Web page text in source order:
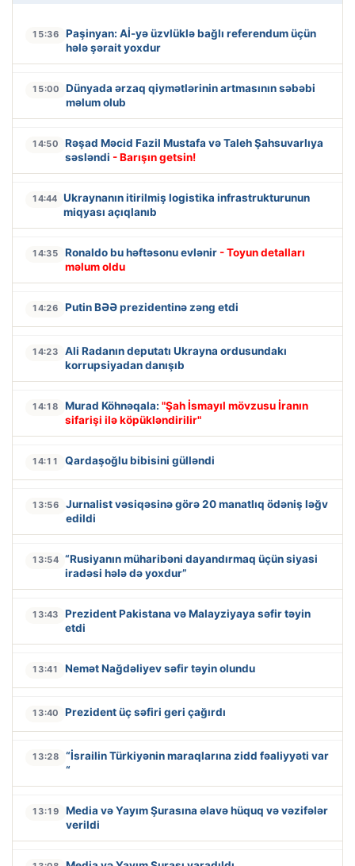
15:36
Paşinyan: Aİ-yə üzvlüklə bağlı referendum üçün
hələ şərait yoxdur
15:00
Dünyada ərzaq qiymətlərinin artmasının səbəbi
məlum olub
14:50
Rəşad Məcid Fazil Mustafa və Taleh Şahsuvarlıya
səsləndi - Barışın getsin!
14:44 Ukraynanın itirilmiş logistika infrastrukturunun
miqyası açıqlanıb
14:35 Ronaldo bu həftəsonu evlənir - Toyun detalları
məlum oldu
14:26 Putin BƏƏ prezidentinə zəng etdi
14:23
Ali Radanın deputatı Ukrayna ordusundakı
korrupsiyadan danışıb
14:18 Murad Köhnəqala: "Şah İsmayıl mövzusu İranın
sifarişi ilə köpükləndirilir"
14:11 Qardaşoğlu bibisini gülləndi
13:56
Jurnalist vəsiqəsinə görə 20 manatlıq ödəniş ləğv
edildi
13:54 “Rusiyanın müharibəni dayandırmaq üçün siyasi
iradəsi hələ də yoxdur”
13:43
Prezident Pakistana və Malayziyaya səfir təyin
etdi
13:41 Nemət Nağdəliyev səfir təyin olundu
13:40 Prezident üç səfiri geri çağırdı
13:28
“İsrailin Türkiyənin maraqlarına zidd fəaliyyəti var
“
13:19
Media və Yayım Şurasına əlavə hüquq və vəzifələr
verildi